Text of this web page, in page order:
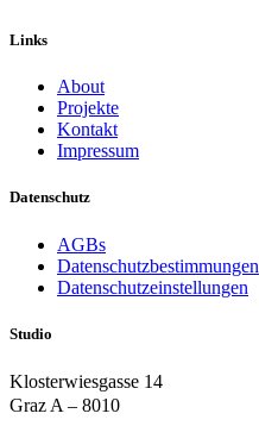
Links
About
Projekte
Kontakt
Impressum
Datenschutz
AGBs
Datenschutzbestimmungen
Datenschutzeinstellungen
Studio
Klosterwiesgasse 14
Graz A – 8010